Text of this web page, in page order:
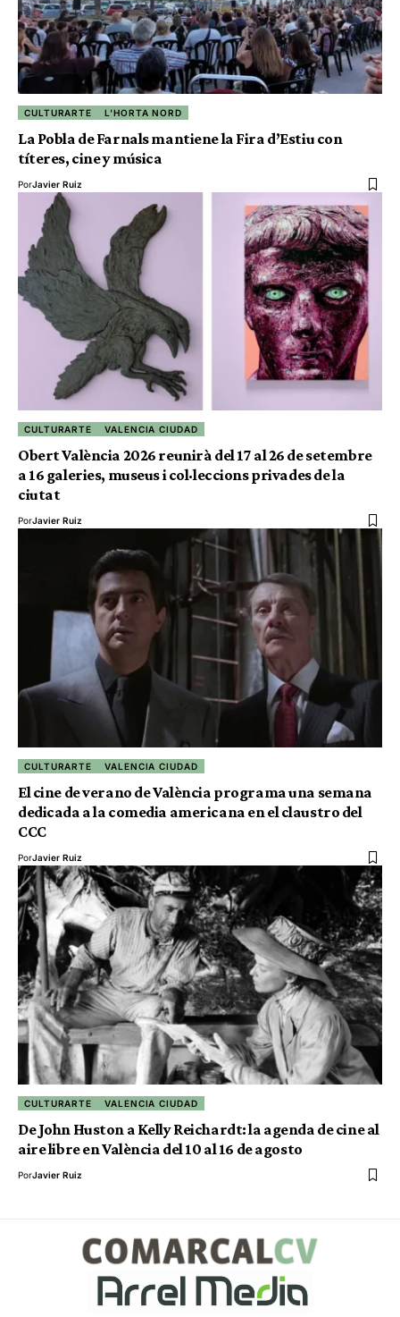
CULTURARTE L'HORTA NORD
La Pobla de Farnals mantiene la Fira d’Estiu con
títeres, cine y música
PorJavier Ruiz
CULTURARTE VALENCIA CIUDAD
Obert València 2026 reunirà del 17 al 26 de setembre
a 16 galeries, museus i col·leccions privades de la
ciutat
PorJavier Ruiz
CULTURARTE VALENCIA CIUDAD
El cine de verano de València programa una semana
dedicada a la comedia americana en el claustro del
CCC
PorJavier Ruiz
CULTURARTE VALENCIA CIUDAD
De John Huston a Kelly Reichardt: la agenda de cine al
aire libre en València del 10 al 16 de agosto
PorJavier Ruiz